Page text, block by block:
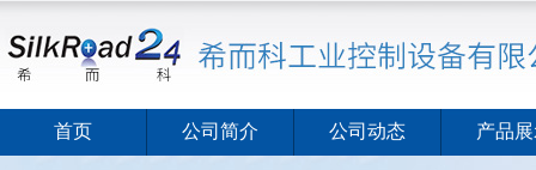
首页 公司简介 公司动态 产品